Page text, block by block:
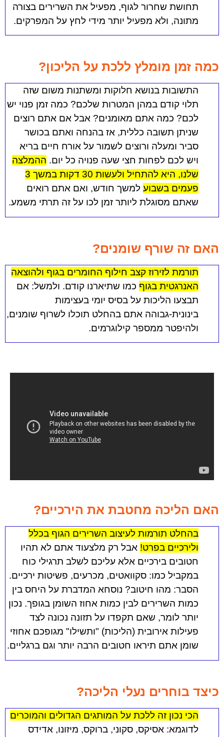
תחושת שחרור לגוף, מפעיל את השרירים בצורה
מתונה, ולא מפעיל יותר מידי לחץ על המפרקים.
כמה זמן מומלץ ללכת על הליכון?
התשובות בנושא חלוקות ומשתנות משום שזה
תלוי קודם במהן המטרות שלכם? כמה זמן פנוי יש
לכם? כמה אתם מאומנים? אבל אם אתם רוצים
שניתן תשובה כללית, אז בהנחה ואתם בכושר
סביר ומעלה ורוצים לשמור על אורח חיים בריא
ויש לכם לפחות חצי שעה פנויה כל יום. ההמלצה
שלנו, היא להתחיל ולעשות 30 דקות במשך 3
פעמים בשבוע למשך חודש, ואם אתם רואים
שאתם מסוגלת ליותר זמן לכו על זה תרתי משמע.
האם זה שורף שומנים?
תורמת לזירוז קצב חילוף החומרים בגוף ולהוצאה
האנרגטית בגוף כמו שתיארנו קודם. ולמשל: אם
תבצעו הליכות על בסיס יומי בעצימות
בינונית-גבוהה אתם בהחלט תוכלו לשרוף שומנים,
ולהיפטר ממספר קילוגרמים.
האם הליכה מחטבת את הירכיים?
בהחלט תורמות לעיצוב השרירים הגוף בכלל
ולירכיים בפרט! אבל רק מלצעוד אתם לא תהיו
חטובים בירכיים אלא עליכם לשלב תרגילי כוח
במקביל כמו: סקוואטים, מכרעים, פשיטות ירכיים.
הסבר: מהו חיטוב? נוסחא המדברת על היחס בין
כמות השרירים לבין כמות אחוז השומן בגופך. נכון
יותר לומר, שאם תקפדו על תזונה נכונה לצד
פעילות אירובית (הליכות) "ותשילו" מגופכם אחוזי
שומן אתם תיראו חטובים הרבה יותר וגם ברגליים.
כיצד בוחרים נעלי הליכה?
הכי נכון זה ללכת על המותגים הגדולים והמוכרים
לדוגמא: אסיקס, סקוני, ברוקס, מיזונו, אדידס